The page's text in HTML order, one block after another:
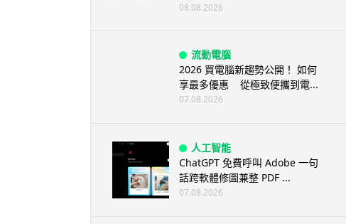
08.08.2026
流動電腦
2026 買電腦新趨勢公開！ 如何
享最多優惠 從極致便攜到電...
07.08.2026
人工智能
ChatGPT 免費呼叫 Adobe 一句
話跨軟體修圖兼整 PDF ...
07.08.2026